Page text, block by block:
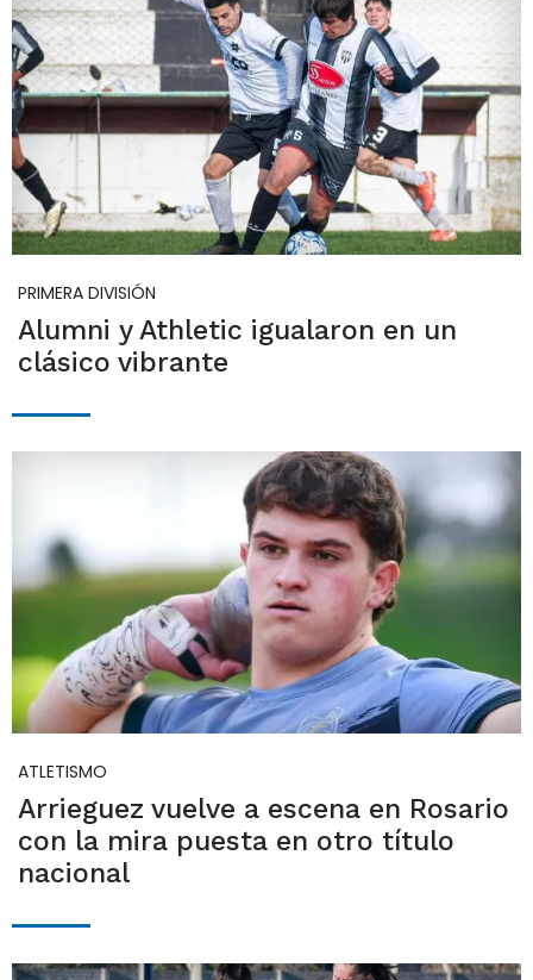
PRIMERA DIVISIÓN
Alumni y Athletic igualaron en un
clásico vibrante
ATLETISMO
Arrieguez vuelve a escena en Rosario
con la mira puesta en otro título
nacional